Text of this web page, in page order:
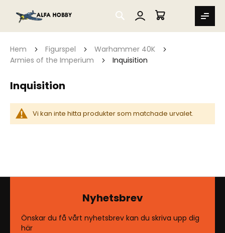
SEARCH
MIN VARUKORG
Hem Figurspel
Warhammer 40K
Armies of the Imperium
Inquisition
Inquisition
Vi kan inte hitta produkter som matchade urvalet.
Nyhetsbrev
Önskar du få vårt nyhetsbrev kan du skriva upp dig
här